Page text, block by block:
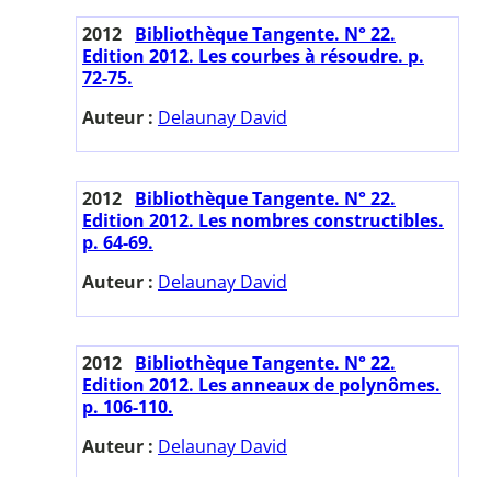
2012 Bibliothèque Tangente. N° 22.
Edition 2012. Les courbes à résoudre. p.
72-75.
Auteur : Delaunay David
2012 Bibliothèque Tangente. N° 22.
Edition 2012. Les nombres constructibles.
p. 64-69.
Auteur : Delaunay David
2012 Bibliothèque Tangente. N° 22.
Edition 2012. Les anneaux de polynômes.
p. 106-110.
Auteur : Delaunay David